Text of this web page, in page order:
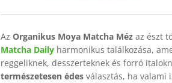
Méz
-
200
g
mennyiség
Az Organikus Moya Matcha Mézaz észt
Matcha Dailyharmonikus találkozása,
reggeliknek, desszerteknek és forró
természetesen édesválasztás, ha valami